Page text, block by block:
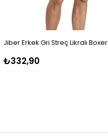
Jiber Erkek Gri Streç Likralı Boxer
₺332,90